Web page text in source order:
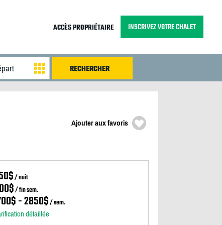
ACCÈS PROPRIÉTAIRE INSCRIVEZ VOTRE CHALET
Ajouter aux favoris
/ nuit
/ fin sem.
- 2850$/ sem.
détaillée